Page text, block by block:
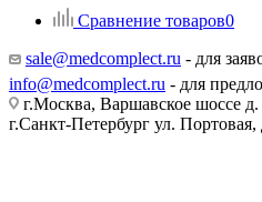
Сравнение товаров0
sale@medcomplect.ru - для
info@medcomplect.ru - для
г.Москва, Варшавское шоссе д.
г.Санкт-Петербург ул. Портовая,